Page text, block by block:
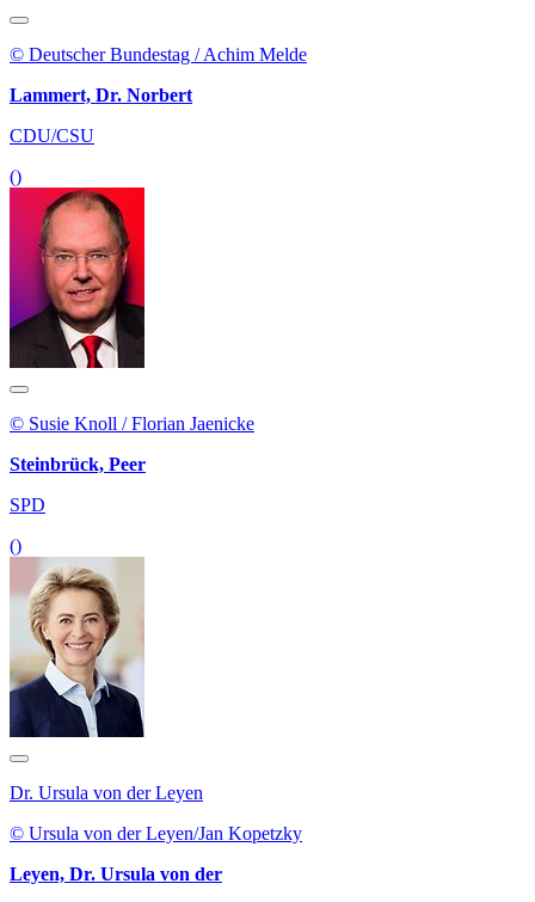
© Deutscher Bundestag / Achim Melde
Lammert, Dr. Norbert
CDU/CSU
()
© Susie Knoll / Florian Jaenicke
Steinbrück, Peer
SPD
()
Dr. Ursula von der Leyen
© Ursula von der Leyen/Jan Kopetzky
Leyen, Dr. Ursula von der